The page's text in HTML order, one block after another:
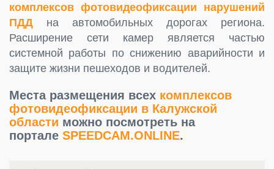
комплексов фотовидеофиксации нарушений
ПДД на автомобильных дорогах региона.
Расширение сети камер является частью
системной работы по снижению аварийности и
защите жизни пешеходов и водителей.
Места размещения всех комплексов
фотовидеофиксации в Калужской
области можно посмотреть на
портале SPEEDCAM.ONLINE.